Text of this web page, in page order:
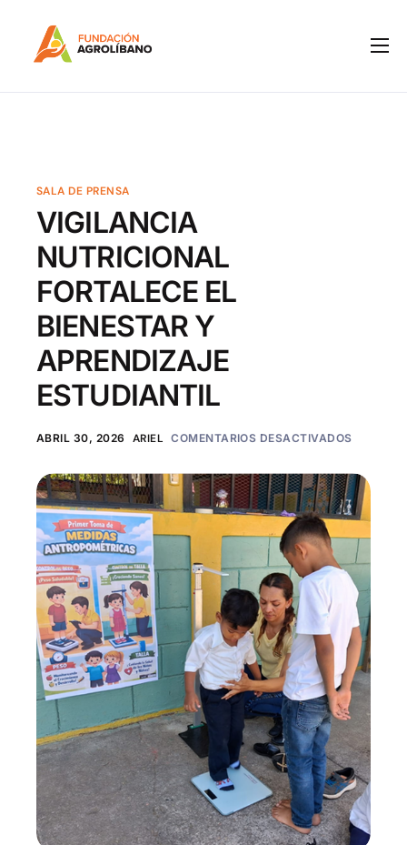
Programas
Notas de Prensa
Boletines
Contacto
SALA DE PRENSA
VIGILANCIA
NUTRICIONAL
FORTALECE EL
BIENESTAR Y
APRENDIZAJE
ESTUDIANTIL
ABRIL 30, 2026 ARIEL COMENTARIOS DESACTIVADOS